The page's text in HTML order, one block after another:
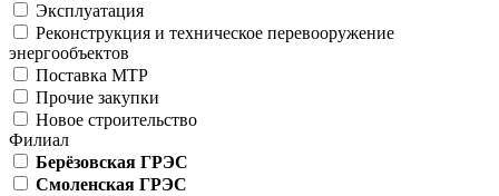
Эксплуатация
Реконструкция и техническое перевооружение
энергообъектов
Поставка МТР
Прочие закупки
Новое строительство
Филиал
Берёзовская ГРЭС
Смоленская ГРЭС